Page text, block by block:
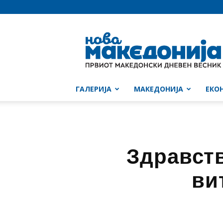
Македонија
ГАЛЕРИЈА МАКЕДОНИЈА